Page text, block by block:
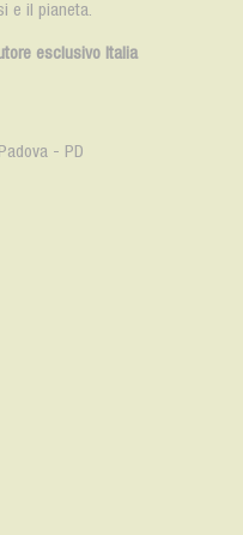
e il pianeta.
esclusivo Italia
- PD